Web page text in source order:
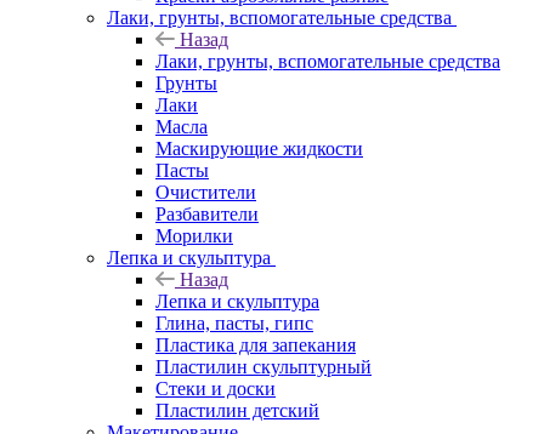
Лаки, грунты, вспомогательные средства
Назад
Лаки, грунты, вспомогательные средства
Грунты
Лаки
Масла
Маскирующие жидкости
Пасты
Очистители
Разбавители
Морилки
Лепка и скульптура
Назад
Лепка и скульптура
Глина, пасты, гипс
Пластика для запекания
Пластилин скульптурный
Стеки и доски
Пластилин детский